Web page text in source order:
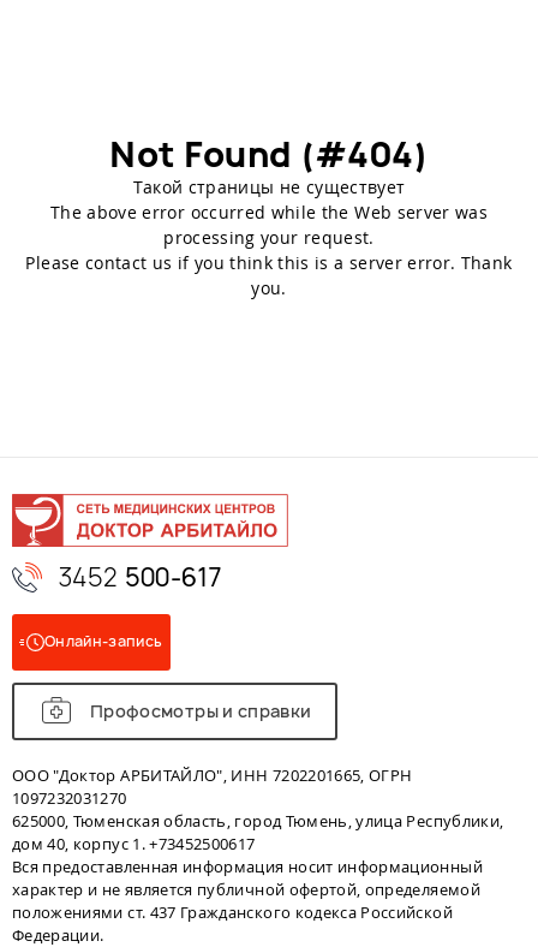
Not Found (#404)
Такой страницы не существует
The above error occurred while the Web server was
processing your request.
Please contact us if you think this is a server error. Thank
you.
3452 500-617
Онлайн-запись
Профосмотры и справки
ООО "Доктор АРБИТАЙЛО", ИНН 7202201665, ОГРН
1097232031270
625000, Тюменская область, город Тюмень, улица Республики,
дом 40, корпус 1. +73452500617
Вся предоставленная информация носит информационный
характер и не является публичной офертой, определяемой
положениями ст. 437 Гражданского кодекса Российской
Федерации.